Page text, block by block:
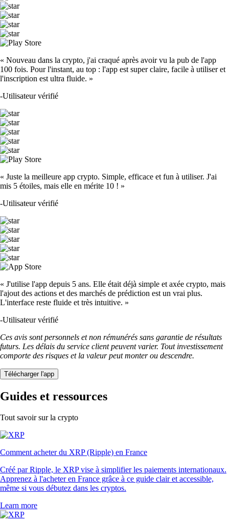
« Nouveau dans la crypto, j'ai craqué après avoir vu la pub de l'app
100 fois. Pour l'instant, au top : l'app est super claire, facile à utiliser et
l'inscription est ultra fluide. »
-Utilisateur vérifié
« Juste la meilleure app crypto. Simple, efficace et fun à utiliser. J'ai
mis 5 étoiles, mais elle en mérite 10 ! »
-Utilisateur vérifié
« J'utilise l'app depuis 5 ans. Elle était déjà simple et axée crypto, mais
l'ajout des actions et des marchés de prédiction est un vrai plus.
L'interface reste fluide et très intuitive. »
-Utilisateur vérifié
Ces avis sont personnels et non rémunérés sans garantie de résultats
futurs. Les délais du service client peuvent varier. Tout investissement
comporte des risques et la valeur peut monter ou descendre.
Télécharger l'app
Guides et ressources
Tout savoir sur la crypto
Comment acheter du XRP (Ripple) en France
Créé par Ripple, le XRP vise à simplifier les paiements internationaux.
Apprenez à l'acheter en France grâce à ce guide clair et accessible,
même si vous débutez dans les cryptos.
Learn more